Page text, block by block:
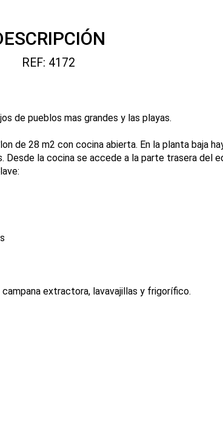
REF: 4172
de pueblos mas grandes y las playas.
de 28 m2 con cocina abierta. En la planta baja
la cocina se accede a la parte trasera del
extractora, lavavajillas y frigorífico.